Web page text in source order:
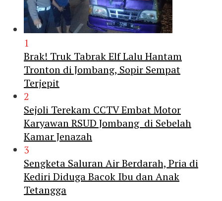
1
Brak! Truk Tabrak Elf Lalu Hantam
Tronton di Jombang, Sopir Sempat
Terjepit
2
Sejoli Terekam CCTV Embat Motor
Karyawan RSUD Jombang di Sebelah
Kamar Jenazah
3
Sengketa Saluran Air Berdarah, Pria di
Kediri Diduga Bacok Ibu dan Anak
Tetangga